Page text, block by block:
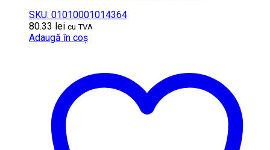
SKU: 01010001014364
80.33 lei cu TVA
Adaugă în coș